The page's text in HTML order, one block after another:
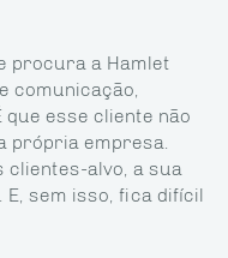
procura a Hamlet
comunicação,
esse cliente não
própria empresa.
clientes-alvo, a sua
E, sem isso, fica difícil